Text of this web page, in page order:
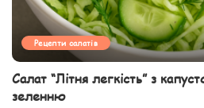
Рецепти салатів
Салат “Літня легкість” з
зеленню